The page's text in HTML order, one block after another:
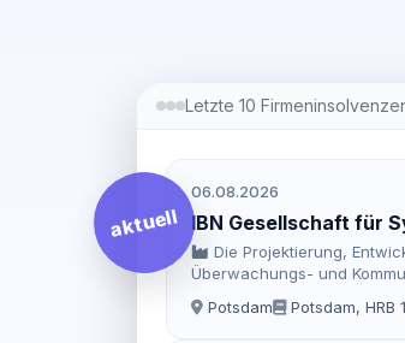
Letzte 10
06.08.2026
IBN Gesellschaft für
Die Projektierung,
Überwachungs- und
Ausrüstungen
Potsdam Potsdam, HRB
aktuell